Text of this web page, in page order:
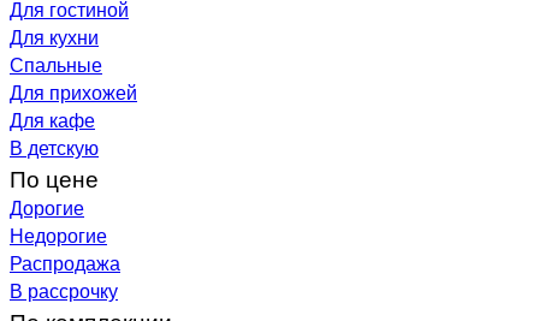
Для гостиной
Для кухни
Спальные
Для прихожей
Для кафе
В детскую
По цене
Дорогие
Недорогие
Распродажа
В рассрочку